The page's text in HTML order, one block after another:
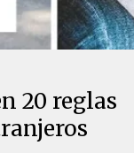
20 reglas